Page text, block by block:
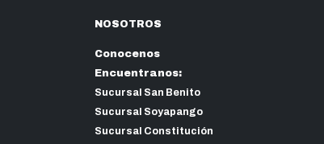
NOSOTROS
Conocenos
Encuentranos:
Sucursal San Benito
Sucursal Soyapango
Sucursal Constitución